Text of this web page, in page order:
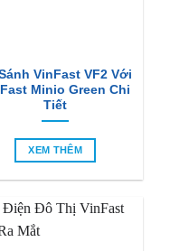
VinFast VF2 Với
Minio Green Chi
Tiết
XEM THÊM